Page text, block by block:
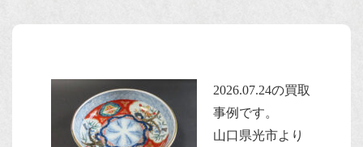
2026.07.24の買取
事例です。
山口県光市より